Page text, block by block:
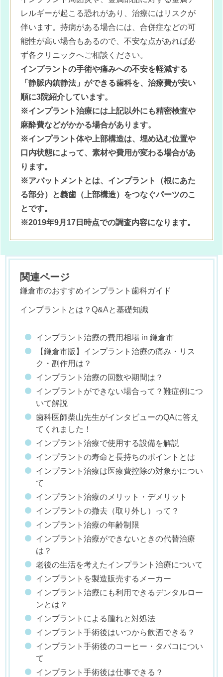
レルギーが起こる恐れがあり、治療にはリスクが
伴います。持病がある場合には、合併症などの可
能性が高い場合もあるので、不安な点があれば必
ず各クリニックへご相談ください。
インプラントの手術や痛みへの不安を軽減する
「静脈内鎮静法」ができる歯科を、治療費が安い
順に3院紹介しています。
※インプラント治療には上記以外にも精密検査や
麻酔費などがかかる場合があります。
※インプラント体や上部構造は、埋め込む位置や
口内状態によって、素材や費用が変わる場合があ
ります。
※アバットメントとは、インプラント（根にあた
る部分）と義歯（上部構造）をつなぐパーツのこ
とです。
※2019年9月17日時点での調査内容になります。
関連ページ
鎌倉市のおすすめインプラント歯科ガイド
インプラントとは？Q&Aと基礎知識
インプラント治療の費用相場 in 鎌倉市
【鎌倉市版】インプラント治療の痛み・リス
ク・副作用は？
インプラント治療の回数や期間は？
インプラントができない場合って？難症例につ
いて解説
歯科医師柴山先生がインタビューのQAに答え
てくれました！
インプラント治療で使用する設備を解説
インプラントの寿命と長持ちのポイントとは
インプラント治療は医療費控除の対象かについ
て
インプラント治療のメリット・デメリット
インプラントの撤去（取り外し）って？
インプラント治療の年齢制限
インプラント治療ができないときの代替治療
は？
老後の生活を考えたインプラント治療について
インプラントを製造販売するメーカー
インプラント治療にも利用できるデンタルロー
ンとは？
インプラントによる腫れと対処法
インプラント手術後はいつから飲酒できる？
インプラント手術後のコーヒー・タバコについ
て
インプラント手術後は仕事できる？